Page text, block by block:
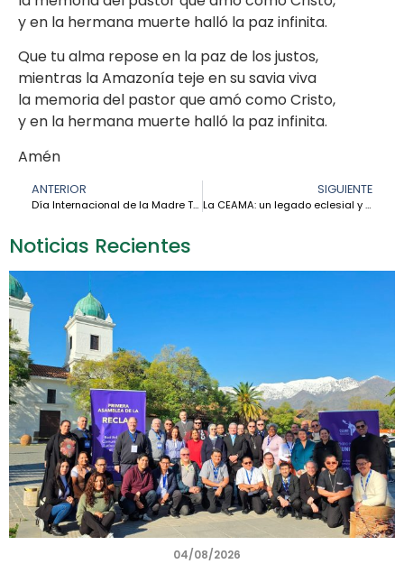
Noticias Recientes
04/08/2026
y en la hermana muerte halló la paz infinita.
Que tu alma repose en la paz de los justos,
mientras la Amazonía teje en su savia viva
la memoria del pastor que amó como Cristo,
y en la hermana muerte halló la paz infinita.
Amén
ANTERIOR
Día Internacional de la Madre Tierra: Una llamada a la conversión ecológica desde la Amazonía
SIGUIENTE
La CEAMA: un legado eclesial y sinodal del Magisterio de Francisco para la Amazonía